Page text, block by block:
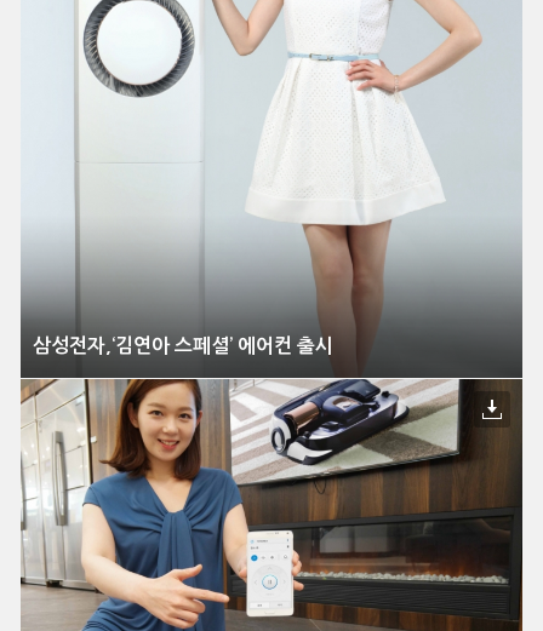
삼성전자,‘김연아 스페셜’ 에어컨 출시